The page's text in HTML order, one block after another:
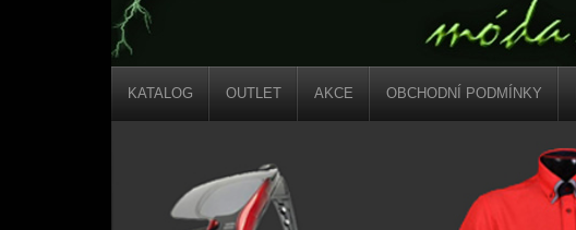
KATALOG OUTLET AKCE OBCHODNÍ PODMÍNKY